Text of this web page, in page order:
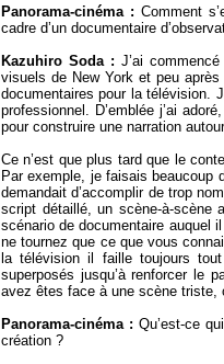
Panorama-cinéma : Comment
cadre d’un documentaire
Kazuhiro Soda :J’ai
visuels de New York et peu après
documentaires pour la télévision.
professionnel. D’emblée j’ai
pour construire une narration
Ce n’est que plus tard que le
Par exemple, je faisais beaucoup
demandait d’accomplir de trop
script détaillé, un scène-à-scène
scénario de documentaire auquel
ne tournez que ce que vous
la télévision il faille toujours
superposés jusqu’à renforcer le
avez êtes face à une scène triste,
Panorama-cinéma : Qu’est-ce
création ?